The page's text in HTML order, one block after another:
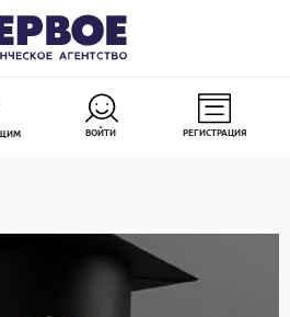
ВОЙТИ РЕГИСТРАЦИЯ